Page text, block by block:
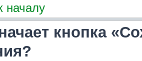
началу
кнопка